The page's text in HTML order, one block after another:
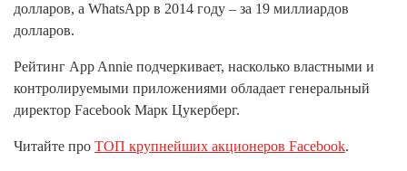
долларов, а WhatsApp в 2014 году – за 19 миллиардов
долларов.
Рейтинг App Annie подчеркивает, насколько властными и
контролируемыми приложениями обладает генеральный
директор Facebook Марк Цукерберг.
Читайте про ТОП крупнейших акционеров Facebook.